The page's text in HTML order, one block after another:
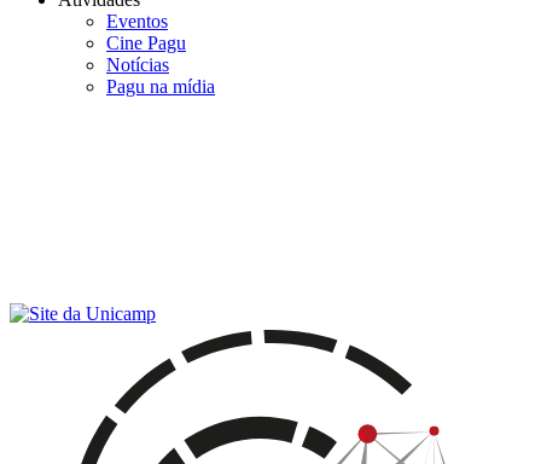
Eventos
Cine Pagu
Notícias
Pagu na mídia